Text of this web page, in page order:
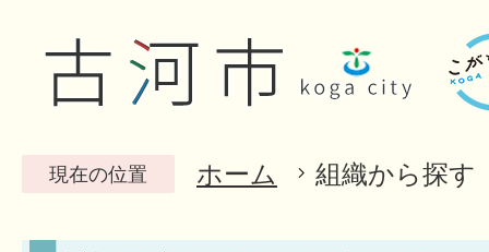
現在の位置 ホーム 組織から探す